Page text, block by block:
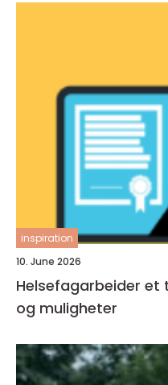
inspiration
10. June 2026
Helsefagarbeider et trygt yrke med mening
og muligheter